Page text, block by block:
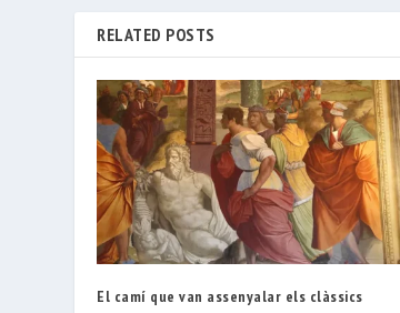
RELATED POSTS
El camí que van assenyalar els clàssics